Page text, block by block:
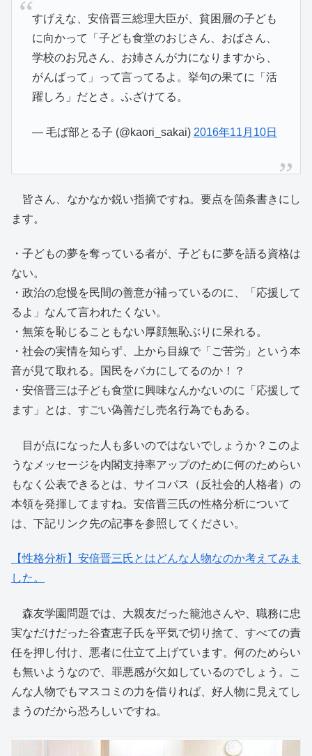
すげえな、安倍晋三総理大臣が、貧困層の子ども
に向かって「子ども食堂のおじさん、おばさん、
学校のお兄さん、お姉さんが力になりますから、
がんばって」って言ってるよ。挙句の果てに「活
躍しろ」だとさ。ふざけてる。
— 毛ば部とる子 (@kaori_sakai) 2016年11月10日
皆さん、なかなか鋭い指摘ですね。要点を箇条書きにし
ます。
・子どもの夢を奪っている者が、子どもに夢を語る資格は
ない。
・政治の怠慢を民間の善意が補っているのに、「応援して
るよ」なんて言われたくない。
・無策を恥じることもない厚顔無恥ぶりに呆れる。
・社会の実情を知らず、上から目線で「ご苦労」という本
音が見て取れる。国民をバカにしてるのか！？
・安倍晋三は子ども食堂に興味なんかないのに「応援して
ます」とは、すごい偽善だし売名行為でもある。
目が点になった人も多いのではないでしょうか？このよ
うなメッセージを内閣支持率アップのために何のためらい
もなく公表できるとは、サイコパス（反社会的人格者）の
本領を発揮してますね。安倍晋三氏の性格分析について
は、下記リンク先の記事を参照してください。
【性格分析】安倍晋三氏とはどんな人物なのか考えてみま
した。
森友学園問題では、大親友だった籠池さんや、職務に忠
実なだけだった谷査恵子氏を平気で切り捨て、すべての責
任を押し付け、悪者に仕立て上げています。何のためらい
も無いようなので、罪悪感が欠如しているのでしょう。こ
んな人物でもマスコミの力を借りれば、好人物に見えてし
まうのだから恐ろしいですね。